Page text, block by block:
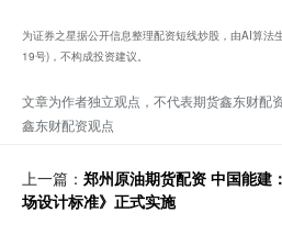
为证券之星据公开信息整理配资短线炒股，由AI算
19号)，不构成投资建议。
文章为作者独立观点，不代表期货鑫东财配
鑫东财配资观点
上一篇： 郑州原油期货配资 中国能建
场设计标准》正式实施